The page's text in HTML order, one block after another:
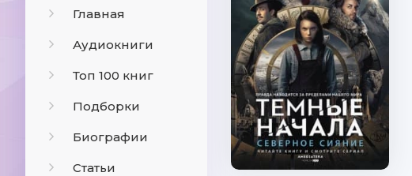
Главная
Аудиокниги
Топ 100 книг
Подборки
Биографии
Статьи